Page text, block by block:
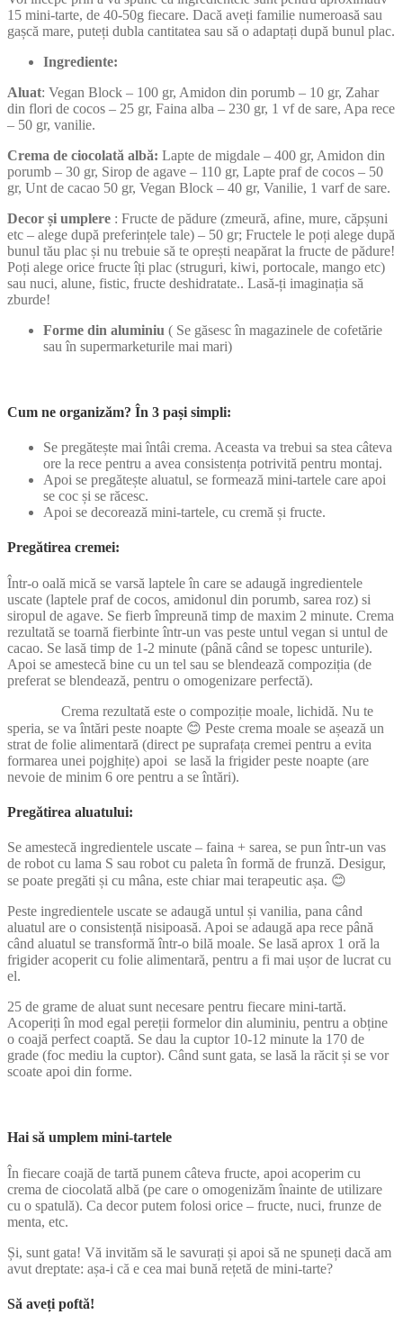
15 mini-tarte, de 40-50g fiecare. Dacă aveți familie numeroasă sau
gașcă mare, puteți dubla cantitatea sau să o adaptați după bunul plac.
Ingrediente:
Aluat: Vegan Block – 100 gr, Amidon din porumb – 10 gr, Zahar
din flori de cocos – 25 gr, Faina alba – 230 gr, 1 vf de sare, Apa rece
– 50 gr, vanilie.
Crema de ciocolată albă: Lapte de migdale – 400 gr, Amidon din
porumb – 30 gr, Sirop de agave – 110 gr, Lapte praf de cocos – 50
gr, Unt de cacao 50 gr, Vegan Block – 40 gr, Vanilie, 1 varf de sare.
Decor și umplere : Fructe de pădure (zmeură, afine, mure, căpșuni
etc – alege după preferințele tale) – 50 gr; Fructele le poți alege după
bunul tău plac și nu trebuie să te oprești neapărat la fructe de pădure!
Poți alege orice fructe îți plac (struguri, kiwi, portocale, mango etc)
sau nuci, alune, fistic, fructe deshidratate.. Lasă-ți imaginația să
zburde!
Forme din aluminiu ( Se găsesc în magazinele de cofetărie
sau în supermarketurile mai mari)
Cum ne organizăm? În 3 pași simpli:
Se pregătește mai întâi crema. Aceasta va trebui sa stea câteva
ore la rece pentru a avea consistența potrivită pentru montaj.
Apoi se pregătește aluatul, se formează mini-tartele care apoi
se coc și se răcesc.
Apoi se decorează mini-tartele, cu cremă și fructe.
Pregătirea cremei:
Într-o oală mică se varsă laptele în care se adaugă ingredientele
uscate (laptele praf de cocos, amidonul din porumb, sarea roz) si
siropul de agave. Se fierb împreună timp de maxim 2 minute. Crema
rezultată se toarnă fierbinte într-un vas peste untul vegan si untul de
cacao. Se lasă timp de 1-2 minute (până când se topesc unturile).
Apoi se amestecă bine cu un tel sau se blendează compoziția (de
preferat se blendează, pentru o omogenizare perfectă).
Crema rezultată este o compoziție moale, lichidă. Nu te
speria, se va întări peste noapte 😊 Peste crema moale se așează un
strat de folie alimentară (direct pe suprafața cremei pentru a evita
formarea unei pojghițe) apoi se lasă la frigider peste noapte (are
nevoie de minim 6 ore pentru a se întări).
Pregătirea aluatului:
Se amestecă ingredientele uscate – faina + sarea, se pun într-un vas
de robot cu lama S sau robot cu paleta în formă de frunză. Desigur,
se poate pregăti și cu mâna, este chiar mai terapeutic așa. 😊
Peste ingredientele uscate se adaugă untul și vanilia, pana când
aluatul are o consistență nisipoasă. Apoi se adaugă apa rece până
când aluatul se transformă într-o bilă moale. Se lasă aprox 1 oră la
frigider acoperit cu folie alimentară, pentru a fi mai ușor de lucrat cu
el.
25 de grame de aluat sunt necesare pentru fiecare mini-tartă.
Acoperiți în mod egal pereții formelor din aluminiu, pentru a obține
o coajă perfect coaptă. Se dau la cuptor 10-12 minute la 170 de
grade (foc mediu la cuptor). Când sunt gata, se lasă la răcit și se vor
scoate apoi din forme.
Hai să umplem mini-tartele
În fiecare coajă de tartă punem câteva fructe, apoi acoperim cu
crema de ciocolată albă (pe care o omogenizăm înainte de utilizare
cu o spatulă). Ca decor putem folosi orice – fructe, nuci, frunze de
menta, etc.
Și, sunt gata! Vă invităm să le savurați și apoi să ne spuneți dacă am
avut dreptate: așa-i că e cea mai bună rețetă de mini-tarte?
Să aveți poftă!